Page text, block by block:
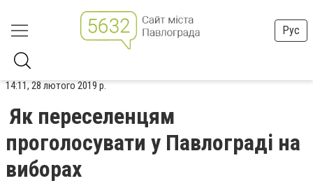
Рус
14:11, 28 лютого 2019 р.
Як переселенцям
проголосувати у Павлограді на
виборах